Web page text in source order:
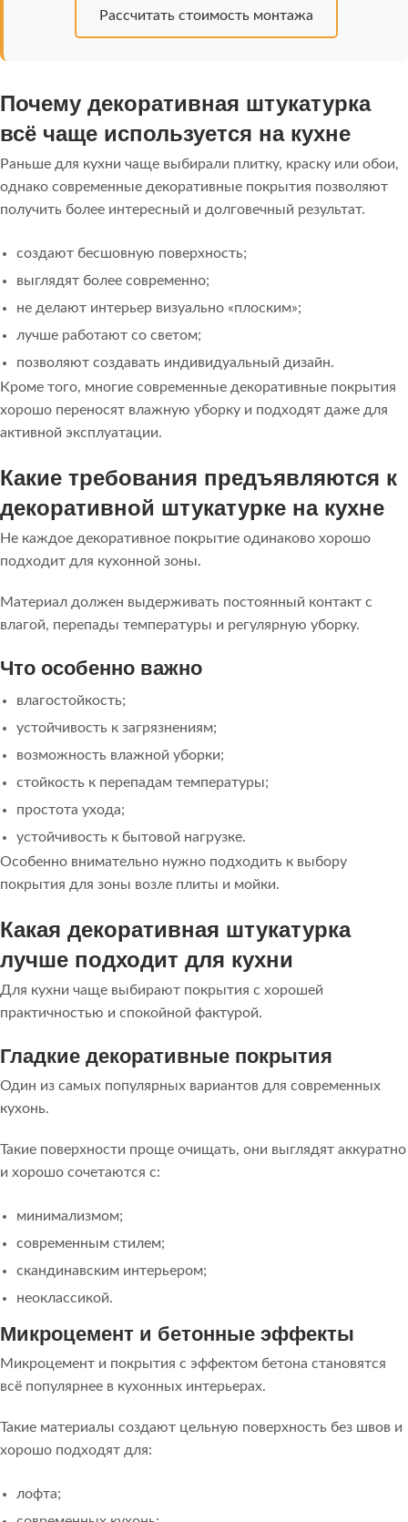
Рассчитать стоимость монтажа
Почему декоративная штукатурка
всё чаще используется на кухне
Раньше для кухни чаще выбирали плитку, краску или обои,
однако современные декоративные покрытия позволяют
получить более интересный и долговечный результат.
создают бесшовную поверхность;
выглядят более современно;
не делают интерьер визуально «плоским»;
лучше работают со светом;
позволяют создавать индивидуальный дизайн.
Кроме того, многие современные декоративные покрытия
хорошо переносят влажную уборку и подходят даже для
активной эксплуатации.
Какие требования предъявляются к
декоративной штукатурке на кухне
Не каждое декоративное покрытие одинаково хорошо
подходит для кухонной зоны.
Материал должен выдерживать постоянный контакт с
влагой, перепады температуры и регулярную уборку.
Что особенно важно
влагостойкость;
устойчивость к загрязнениям;
возможность влажной уборки;
стойкость к перепадам температуры;
простота ухода;
устойчивость к бытовой нагрузке.
Особенно внимательно нужно подходить к выбору
покрытия для зоны возле плиты и мойки.
Какая декоративная штукатурка
лучше подходит для кухни
Для кухни чаще выбирают покрытия с хорошей
практичностью и спокойной фактурой.
Гладкие декоративные покрытия
Один из самых популярных вариантов для современных
кухонь.
Такие поверхности проще очищать, они выглядят аккуратно
и хорошо сочетаются с:
минимализмом;
современным стилем;
скандинавским интерьером;
неоклассикой.
Микроцемент и бетонные эффекты
Микроцемент и покрытия с эффектом бетона становятся
всё популярнее в кухонных интерьерах.
Такие материалы создают цельную поверхность без швов и
хорошо подходят для:
лофта;